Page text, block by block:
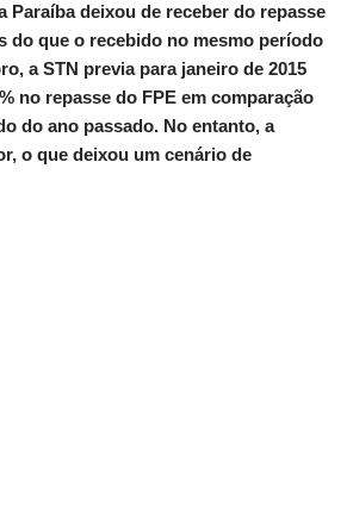
Paraíba deixou de receber do repasse
do que o recebido no mesmo período
a STN previa para janeiro de 2015
no repasse do FPE em comparação
do ano passado. No entanto, a
o que deixou um cenário de